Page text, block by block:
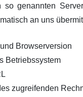
so genannten
an uns
Browserversion
Betriebssystem
zugreifenden